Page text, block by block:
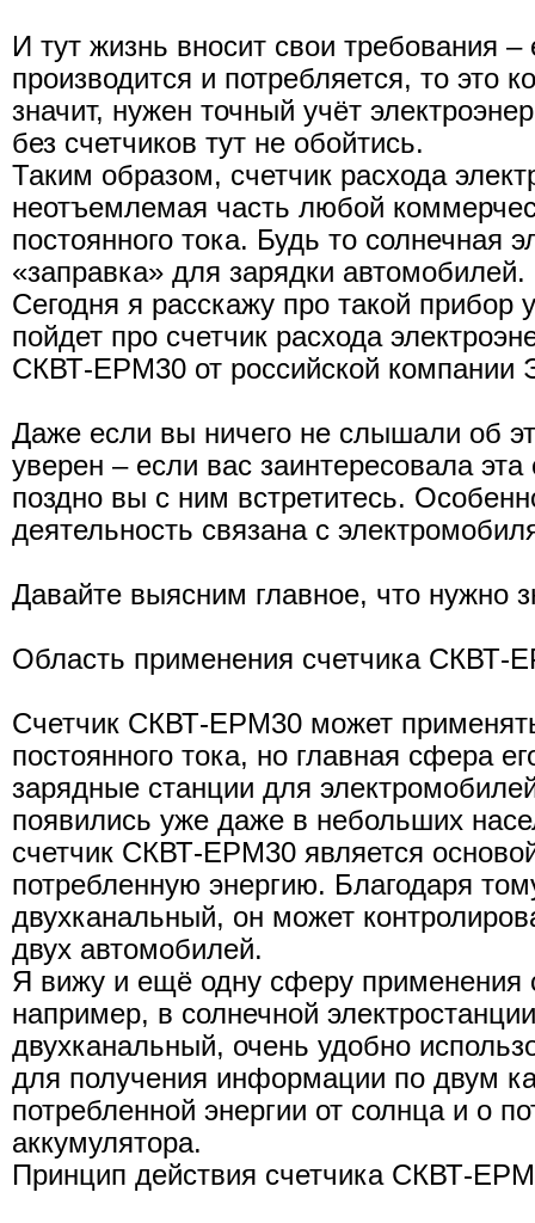
И тут жизнь вносит свои требования –
производится и потребляется, то это
значит, нужен точный учёт
без счетчиков тут не обойтись.
Таким образом, счетчик расхода
неотъемлемая часть любой
постоянного тока. Будь то солнечная
«заправка» для зарядки автомобилей.
Сегодня я расскажу про такой прибор
пойдет про счетчик расхода
СКВТ-EPM30 от российской компании
Даже если вы ничего не слышали об
уверен – если вас заинтересовала эта
поздно вы с ним встретитесь.
деятельность связана с
Давайте выясним главное, что нужно
Область применения счетчика СКВТ-
Счетчик СКВТ-EPM30 может
постоянного тока, но главная сфера
зарядные станции для
появились уже даже в небольших
счетчик СКВТ-EPM30 является
потребленную энергию. Благодаря
двухканальный, он может
двух автомобилей.
Я вижу и ещё одну сферу применения
например, в солнечной
двухканальный, очень удобно
для получения информации по двум
потребленной энергии от солнца и о
аккумулятора.
Принцип действия счетчика СКВТ-